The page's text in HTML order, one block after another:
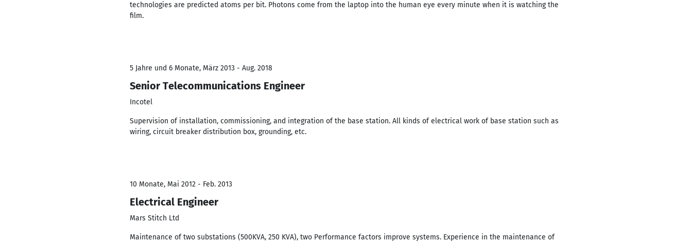
technologies are predicted atoms per bit. Photons come from the laptop into the human eye every minute when it is watching the
film.
5 Jahre und 6 Monate, März 2013 - Aug. 2018
Senior Telecommunications Engineer
Incotel
Supervision of installation, commissioning, and integration of the base station. All kinds of electrical work of base station such as
wiring, circuit breaker distribution box, grounding, etc.
10 Monate, Mai 2012 - Feb. 2013
Electrical Engineer
Mars Stitch Ltd
Maintenance of two substations (500KVA, 250 KVA), two Performance factors improve systems. Experience in the maintenance of